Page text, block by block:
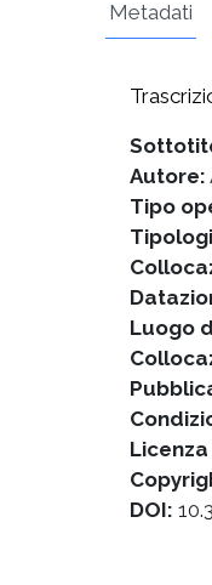
Metadati
Autore:
Tipo
Luogo
DOI: